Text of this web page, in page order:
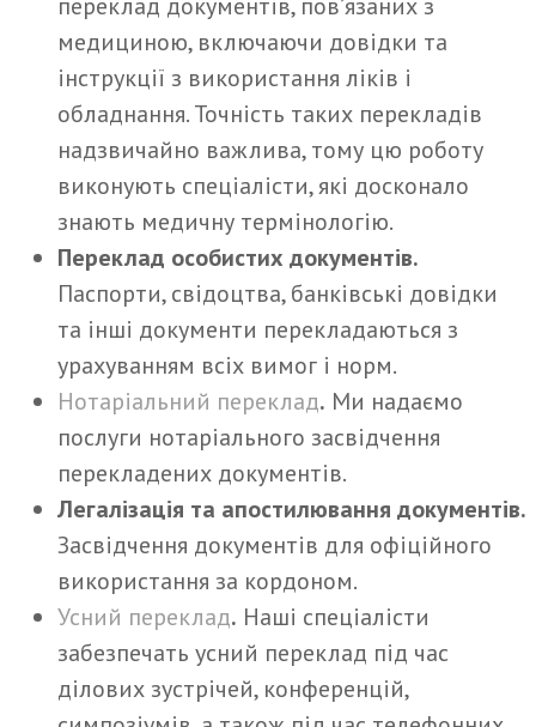
медициною, включаючи довідки та
інструкції з використання ліків і
обладнання. Точність таких перекладів
надзвичайно важлива, тому цю роботу
виконують спеціалісти, які досконало
знають медичну термінологію.
Переклад особистих документів.
Паспорти, свідоцтва, банківські довідки
та інші документи перекладаються з
урахуванням всіх вимог і норм.
Нотаріальний переклад. Ми надаємо
послуги нотаріального засвідчення
перекладених документів.
Легалізація та апостилювання документів.
Засвідчення документів для офіційного
використання за кордоном.
Усний переклад. Наші спеціалісти
забезпечать усний переклад під час
ділових зустрічей, конференцій,